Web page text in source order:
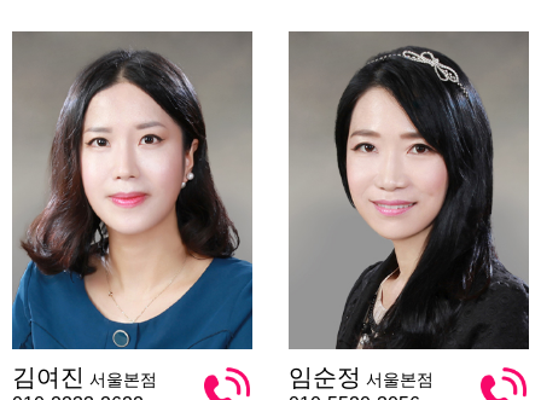
여
김여진 서울본점
순
임순정 서울본점